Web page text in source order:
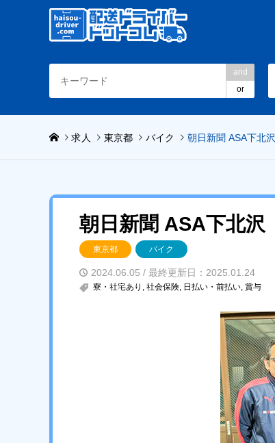
and
or
求人 東京都 バイク 朝日新聞 ASA下北沢
朝日新聞 ASA下北沢
東京都 バイク
2024.06.05 / 最終更新日：2025.01.24
寮・社宅あり , 社会保険, 日払い・前払い, 賞与